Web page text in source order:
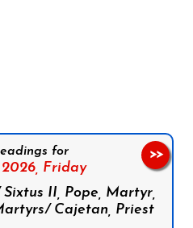
for
Friday
II, Pope, Martyr,
Cajetan, Priest
>>